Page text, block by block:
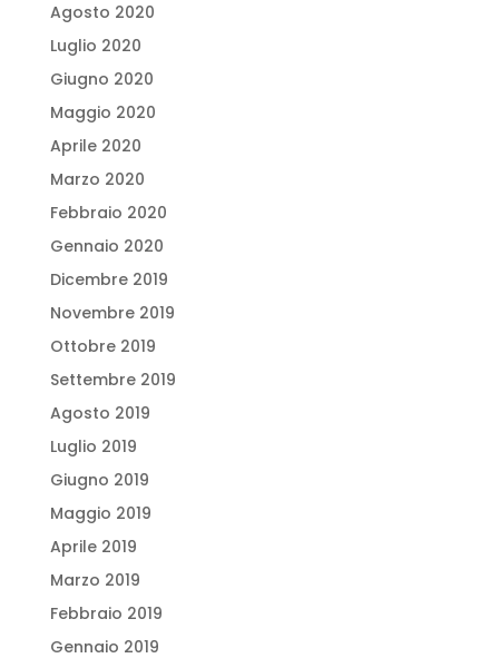
Agosto 2020
Luglio 2020
Giugno 2020
Maggio 2020
Aprile 2020
Marzo 2020
Febbraio 2020
Gennaio 2020
Dicembre 2019
Novembre 2019
Ottobre 2019
Settembre 2019
Agosto 2019
Luglio 2019
Giugno 2019
Maggio 2019
Aprile 2019
Marzo 2019
Febbraio 2019
Gennaio 2019